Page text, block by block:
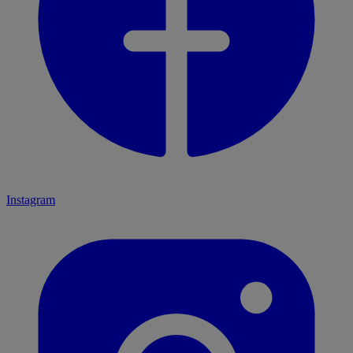
Instagram